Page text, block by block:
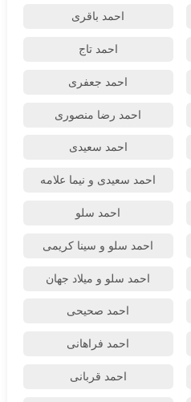
احمد باقری
احمد تاج
احمد جعفری
احمد رضا منصوری
احمد سعیدی
احمد سعیدی و نیما علامه
احمد سلو
احمد سلو و سینا کریمی
احمد سلو و میلاد جهان
احمد صحیحی
احمد فراهانی
احمد قربانی